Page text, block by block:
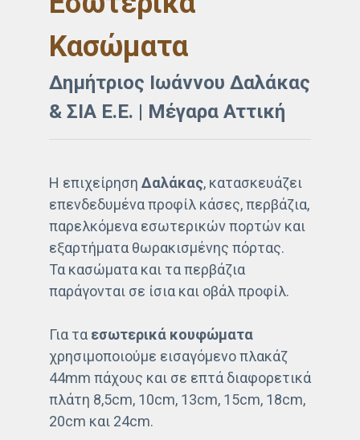
Κασώματα
Δημήτριος Ιωάννου Δαλάκας
& ΣΙΑ Ε.Ε. | Μέγαρα Αττική
Η επιχείρηση Δαλάκας, κατασκευάζει
επενδεδυμένα προφίλ κάσες, περβάζια,
παρελκόμενα εσωτερικών πορτών και
εξαρτήματα θωρακισμένης πόρτας.
Τα κασώματα και τα περβάζια
παράγονται σε ίσια και οβάλ προφίλ.
Για τα εσωτερικά κουφώματα
χρησιμοποιούμε εισαγόμενο πλακάζ
44mm πάχους και σε επτά διαφορετικά
πλάτη 8,5cm, 10cm, 13cm, 15cm, 18cm,
20cm και 24cm.